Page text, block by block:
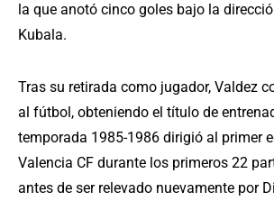
la que anotó cinco goles bajo la
Kubala.
Tras su retirada como jugador, Valdez
al fútbol, obteniendo el título de
temporada 1985-1986 dirigió al primer
Valencia CF durante los primeros 22
antes de ser relevado nuevamente por